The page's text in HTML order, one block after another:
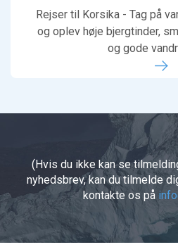
Rejser til Korsika - Tag på
og oplev høje bjergtinder,
og gode
(Hvis du ikke kan se
nyhedsbrev, kan du tilmelde
kontakte os på